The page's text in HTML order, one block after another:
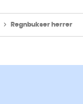
Regnbukser herrer